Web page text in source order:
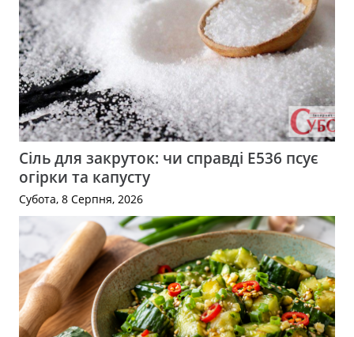
Сіль для закруток: чи справді Е536 псує
огірки та капусту
Субота, 8 Серпня, 2026